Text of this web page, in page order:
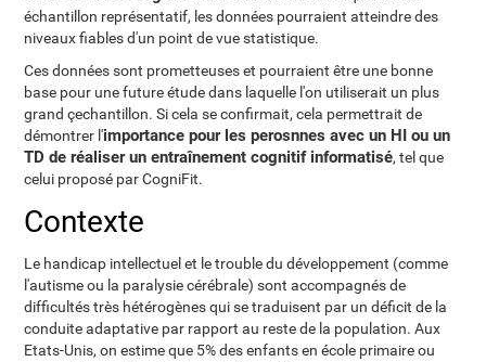
échantillon représentatif, les données pourraient atteindre des
niveaux fiables d'un point de vue statistique.
Ces données sont prometteuses et pourraient être une bonne
base pour une future étude dans laquelle l'on utiliserait un plus
grand çechantillon. Si cela se confirmait, cela permettrait de
démontrer l'importance pour les perosnnes avec un HI ou un
TD de réaliser un entraînement cognitif informatisé, tel que
celui proposé par CogniFit.
Contexte
Le handicap intellectuel et le trouble du développement (comme
l'autisme ou la paralysie cérébrale) sont accompagnés de
difficultés très hétérogènes qui se traduisent par un déficit de la
conduite adaptative par rapport au reste de la population. Aux
Etats-Unis, on estime que 5% des enfants en école primaire ou